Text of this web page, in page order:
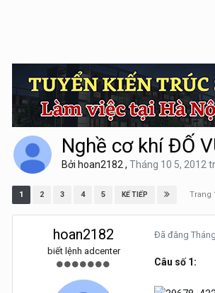
Nghề cơ khí ĐỐ
Bởi hoan2182 , Tháng 10 5, 2012
1 2 3 4 5 KẾ TIẾP Trang
hoan2182
biết lệnh adcenter
Đã đăng
Câu số 1: